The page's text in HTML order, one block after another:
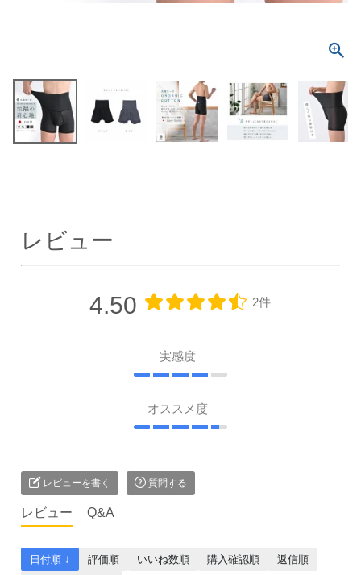
レビュー
4.50 2件
実感度
オススメ度
レビューを書く 質問する
レビュー Q&A
日付順 ↓ 評価順 いいね数順 購入確認順
返信順